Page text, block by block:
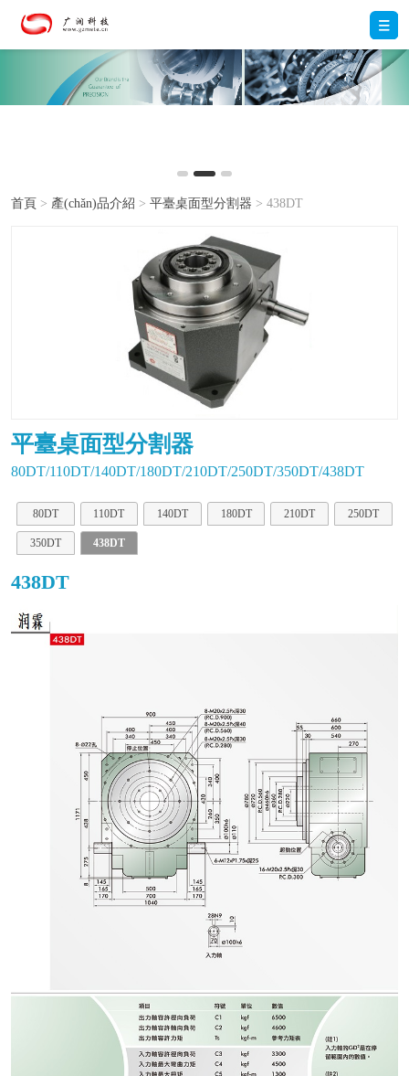
首頁 > 產(chǎn)品介紹 > 平臺桌面型分割器 > 438DT
平臺桌面型分割器
80DT/110DT/140DT/180DT/210DT/250DT/350DT/438DT
80DT 110DT 140DT 180DT 210DT 250DT
350DT 438DT
438DT